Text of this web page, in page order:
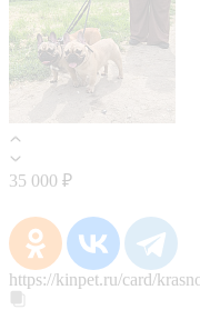
35 000 ₽
https://kinpet.ru/card/